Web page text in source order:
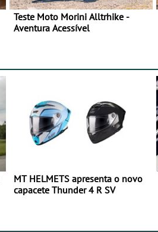
Teste Moto Morini Alltrhike -
Aventura Acessível
MT HELMETS apresenta o novo
capacete Thunder 4 R SV